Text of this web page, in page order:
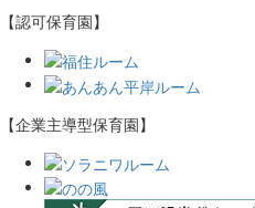
【認可保育園】
【企業主導型保育園】